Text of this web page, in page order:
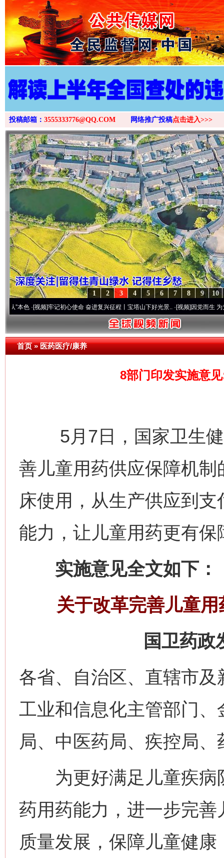
>
投稿邮箱： 3555333776@QQ.COM 网络推广投稿点击进入>>>
10
9
8
7
6
5
4
3
2
1
·[视频]牢记初心使命 奋进复兴征程丨宝塔山下好光景..·[视频]因党而生 为党而战——
首页»医药医疗/康养
8部门印发实施意
5月7日，国家卫生健
善儿童用药供应保障机
床使用，从生产供应到
能力，让儿童用药更有保
实施意见全文如下：
关于改革完善儿童
国卫药政
各省、自治区、直辖市
工业和信息化主管部门
局、中医药局、疾控局、
为更好满足儿童疾病
药用药能力，进一步完
质量发展，保障儿童健